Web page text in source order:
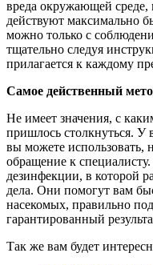
вреда окружающей среде,
действуют максимально
можно только с
тщательно следуя
прилагается к каждому
Самое действенный
Не имеет значения, с
пришлось столкнуться. У
вы можете
обращение к
дезинфекции, в которой
дела. Они помогут вам
насекомых, правильно
гарантированный
Так же вам будет